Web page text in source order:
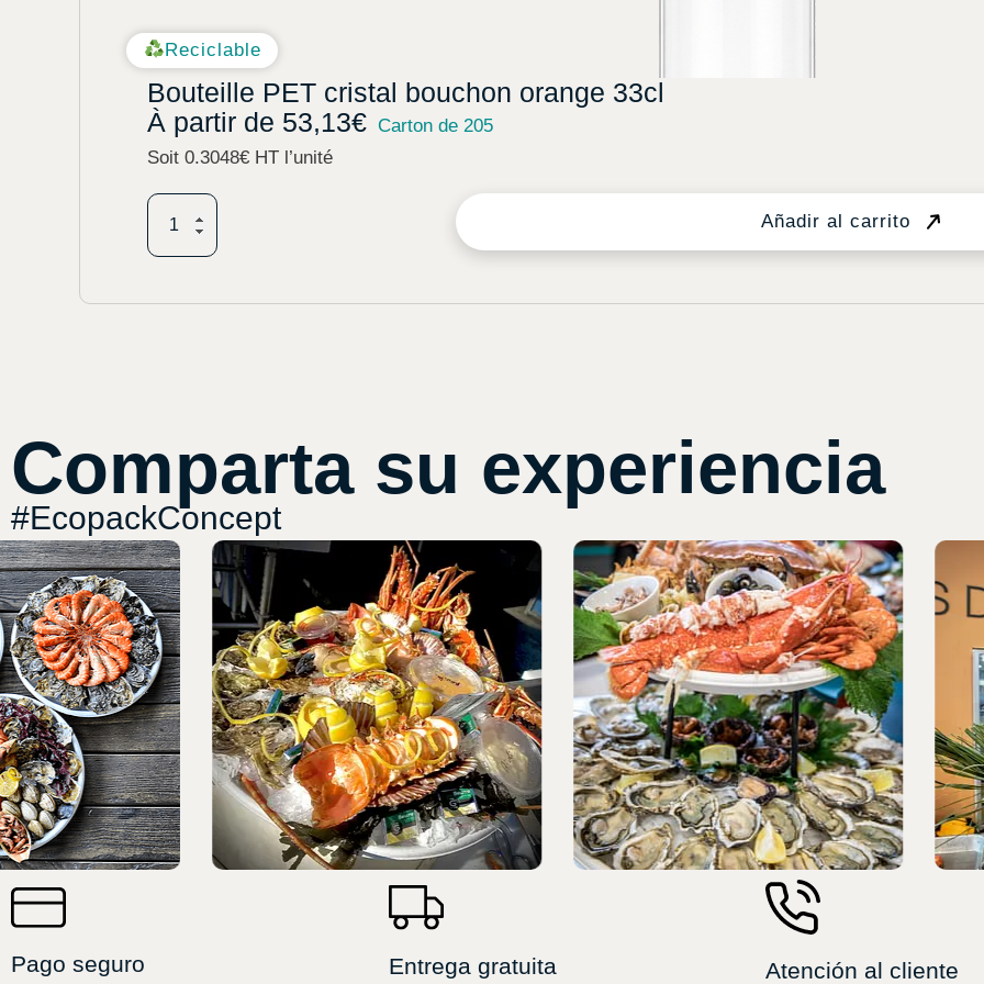
Reciclable
Bouteille PET cristal bouchon orange 33cl
À partir de 53,13€
Soit 0.3048€ HT l’unité
Carton de 205
Añadir al carrito
Comparta su experiencia
#EcopackConcept
Pago seguro Entrega gratuita Atención al cliente